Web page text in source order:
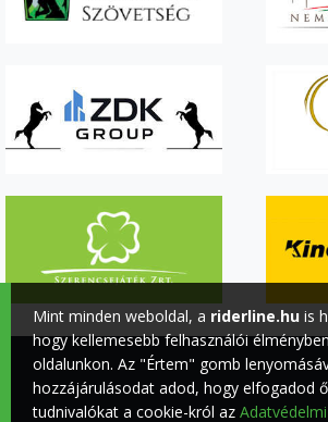
Mint minden weboldal, a riderline.hu is
hogy kellemesebb felhasználói
oldalunkon. Az "Értem" gomb
hozzájárulásodat adod, hogy elfogadod
tudnivalókat a cookie-król az